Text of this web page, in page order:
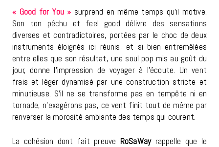
« Good for You » surprend en même temps qu’il motive.
Son ton pêchu et feel good délivre des sensations
diverses et contradictoires, portées par le choc de deux
instruments éloignés ici réunis, et si bien entremêlées
entre elles que son résultat, une soul pop mis au goût du
jour, donne l’impression de voyager à l’écoute. Un vent
frais et léger dynamisé par une construction stricte et
minutieuse. S’il ne se transforme pas en tempête ni en
tornade, n’exagérons pas, ce vent finit tout de même par
renverser la morosité ambiante des temps qui courent.
La cohésion dont fait preuve RoSaWayrappelle que le